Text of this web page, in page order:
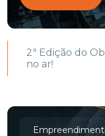
2ª Edição do
no ar!